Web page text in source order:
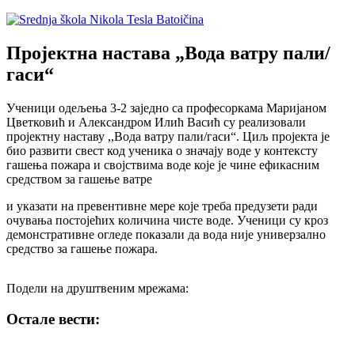
Пројектна настава „Вода ватру пали/
гаси“
Ученици одељења 3-2 заједно са професоркама Маријаном
Цветковић и Александром Илић Васић су реализовали
пројектну наставу ,,Вода ватру пали/гаси“. Циљ пројекта је
био развити свест код ученика о значају воде у контексту
гашења пожара и својствима воде које је чине ефикасним
средством за гашење ватре
и указати на превентивне мере које треба предузети ради
очувања постојећих количина чисте воде. Ученици су кроз
демонстративне огледе показали да вода није универзално
средство за гашење пожара.
Подели на друштвеним мрежама:
Остале вести: